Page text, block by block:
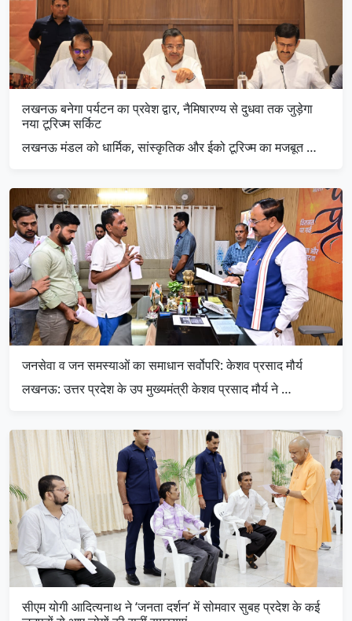
लखनऊ बनेगा पर्यटन का प्रवेश द्वार, नैमिषारण्य से दुधवा तक जुड़ेगा
नया टूरिज्म सर्किट
लखनऊ मंडल को धार्मिक, सांस्कृतिक और ईको टूरिज्म का मजबूत …
जनसेवा व जन समस्याओं का समाधान सर्वोपरि: केशव प्रसाद मौर्य
लखनऊ: उत्तर प्रदेश के उप मुख्यमंत्री केशव प्रसाद मौर्य ने …
सीएम योगी आदित्यनाथ ने ‘जनता दर्शन’ में सोमवार सुबह प्रदेश के कई